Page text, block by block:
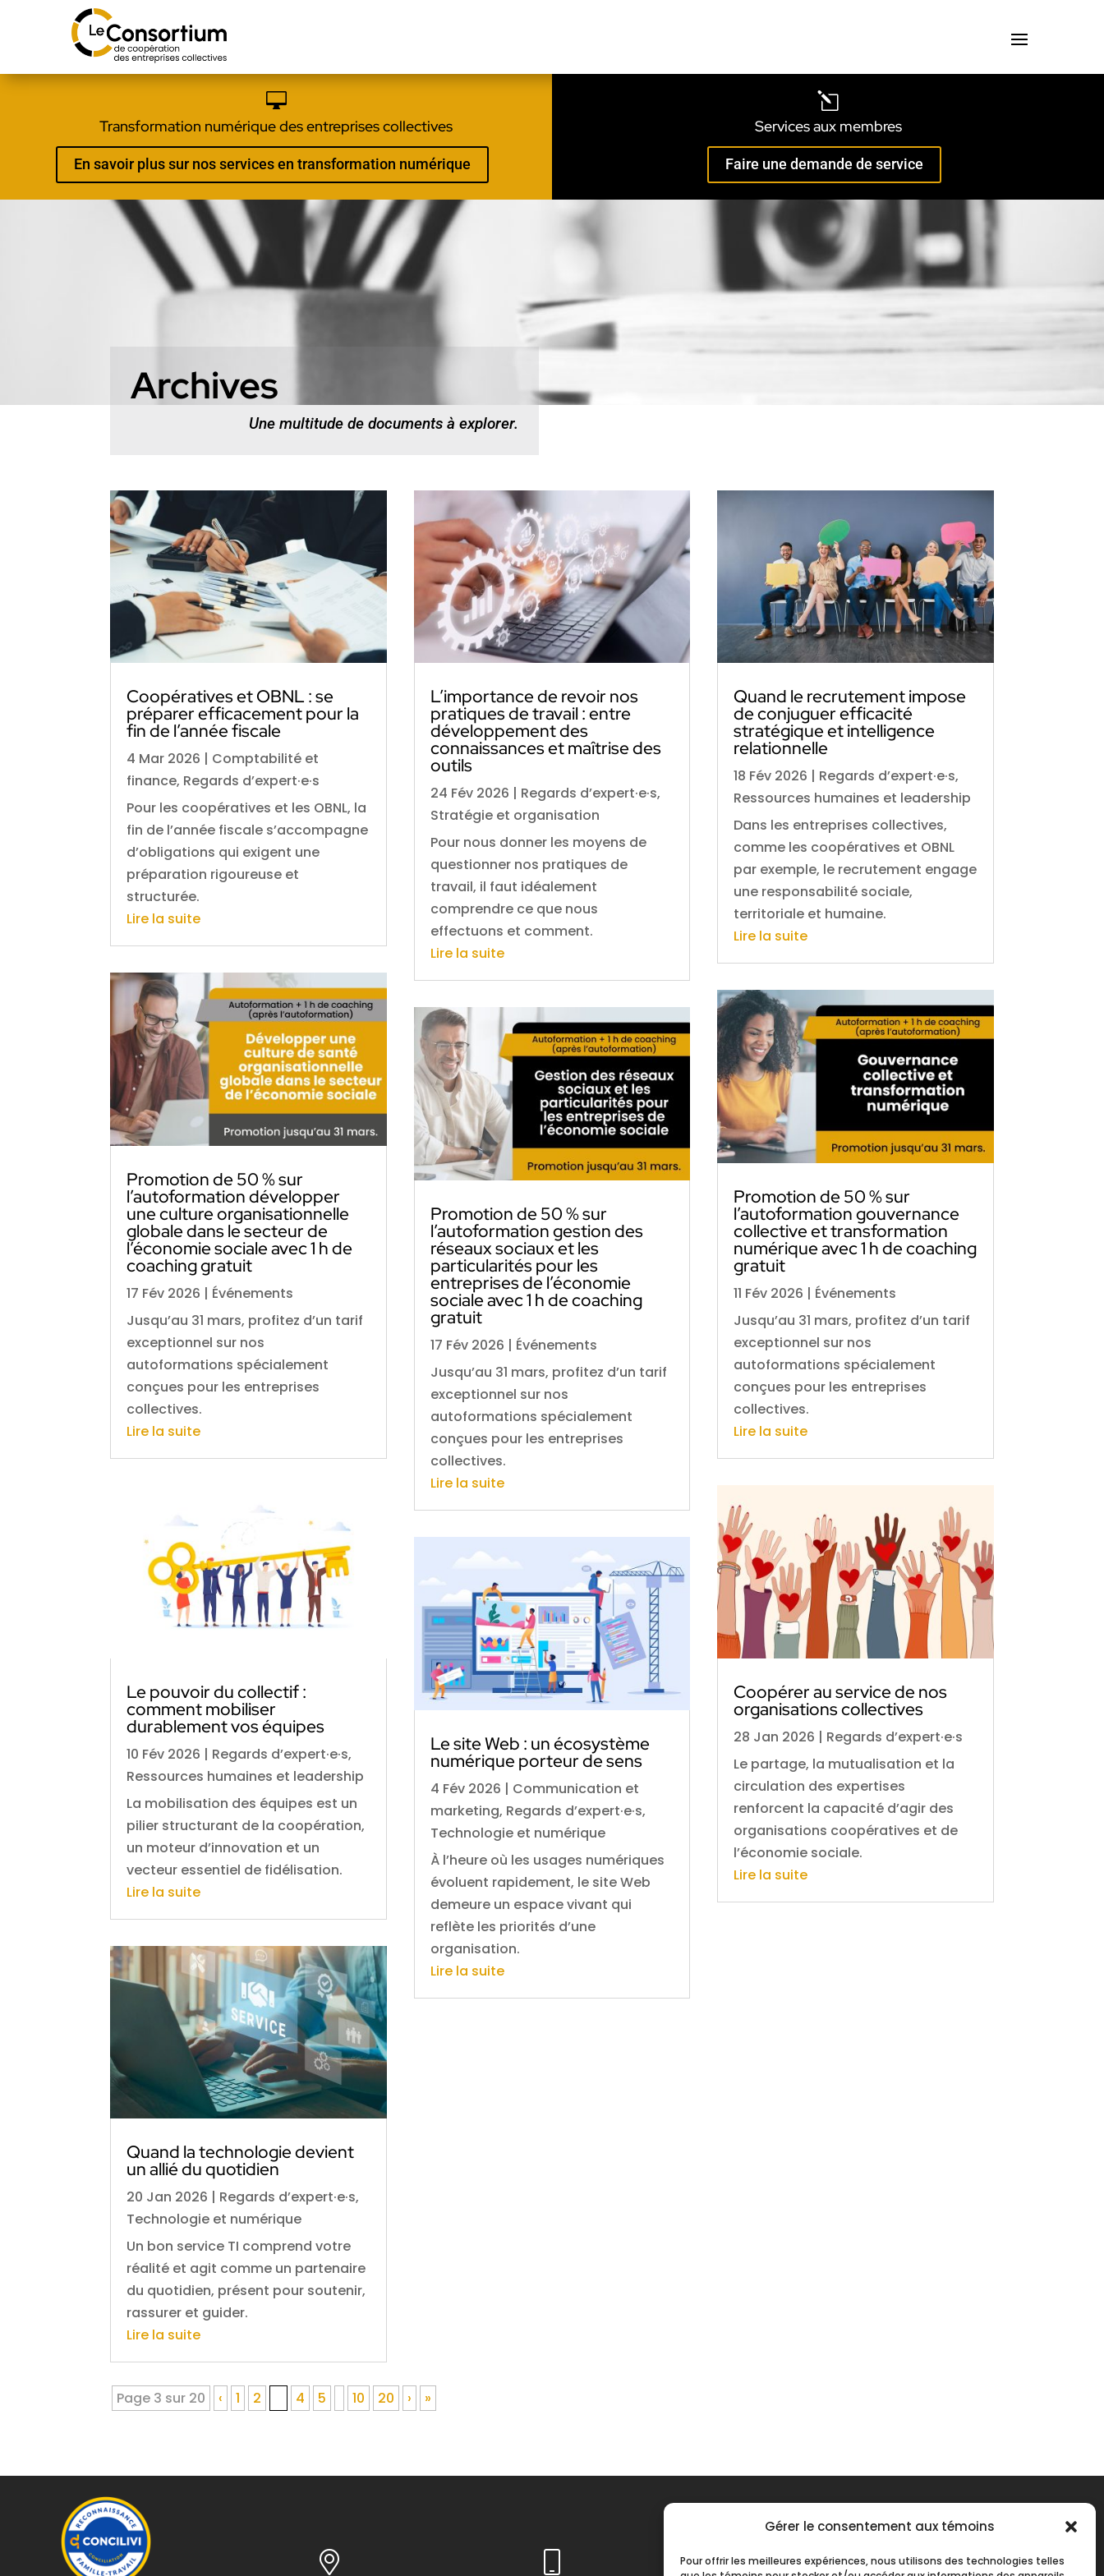
Gérer le consentement aux témoins
Pour offrir les meilleures expériences, nous utilisons des technologies telles

Transformation numérique des entreprises collectives
En savoir plus sur nos services en transformation numérique
l
Services aux membres
Faire une demande de service
Archives
Une multitude de documents à explorer.
Coopératives et OBNL : se
préparer efficacement pour la
fin de l’année fiscale
4 Mar 2026 | Comptabilité et
finance, Regards d’expert·e·s
Pour les coopératives et les OBNL, la
fin de l’année fiscale s’accompagne
d’obligations qui exigent une
préparation rigoureuse et
structurée.
Lire la suite
Promotion de 50 % sur
l’autoformation développer
une culture organisationnelle
globale dans le secteur de
l’économie sociale avec 1 h de
coaching gratuit
17 Fév 2026 | Événements
Jusqu’au 31 mars, profitez d’un tarif
exceptionnel sur nos
autoformations spécialement
conçues pour les entreprises
collectives.
Lire la suite
Le pouvoir du collectif :
comment mobiliser
durablement vos équipes
10 Fév 2026 | Regards d’expert·e·s,
Ressources humaines et leadership
La mobilisation des équipes est un
pilier structurant de la coopération,
un moteur d’innovation et un
vecteur essentiel de fidélisation.
Lire la suite
Quand la technologie devient
un allié du quotidien
20 Jan 2026 | Regards d’expert·e·s,
Technologie et numérique
Un bon service TI comprend votre
réalité et agit comme un partenaire
du quotidien, présent pour soutenir,
rassurer et guider.
Lire la suite
L’importance de revoir nos
pratiques de travail : entre
développement des
connaissances et maîtrise des
outils
24 Fév 2026 | Regards d’expert·e·s,
Stratégie et organisation
Pour nous donner les moyens de
questionner nos pratiques de
travail, il faut idéalement
comprendre ce que nous
effectuons et comment.
Lire la suite
Promotion de 50 % sur
l’autoformation gestion des
réseaux sociaux et les
particularités pour les
entreprises de l’économie
sociale avec 1 h de coaching
gratuit
17 Fév 2026 | Événements
Jusqu’au 31 mars, profitez d’un tarif
exceptionnel sur nos
autoformations spécialement
conçues pour les entreprises
collectives.
Lire la suite
Le site Web : un écosystème
numérique porteur de sens
4 Fév 2026 | Communication et
marketing, Regards d’expert·e·s,
Technologie et numérique
À l’heure où les usages numériques
évoluent rapidement, le site Web
demeure un espace vivant qui
reflète les priorités d’une
organisation.
Lire la suite
Quand le recrutement impose
de conjuguer efficacité
stratégique et intelligence
relationnelle
18 Fév 2026 | Regards d’expert·e·s,
Ressources humaines et leadership
Dans les entreprises collectives,
comme les coopératives et OBNL
par exemple, le recrutement engage
une responsabilité sociale,
territoriale et humaine.
Lire la suite
Promotion de 50 % sur
l’autoformation gouvernance
collective et transformation
numérique avec 1 h de coaching
gratuit
11 Fév 2026 | Événements
Jusqu’au 31 mars, profitez d’un tarif
exceptionnel sur nos
autoformations spécialement
conçues pour les entreprises
collectives.
Lire la suite
Coopérer au service de nos
organisations collectives
28 Jan 2026 | Regards d’expert·e·s
Le partage, la mutualisation et la
circulation des expertises
renforcent la capacité d’agir des
organisations coopératives et de
l’économie sociale.
Lire la suite
Page 3 sur 20 ‹ 1 2 4 5 10 20 › »